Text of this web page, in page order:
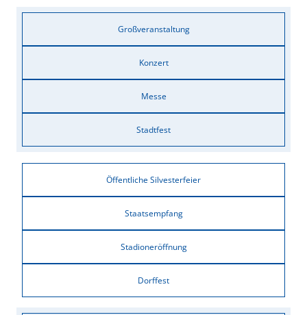
Großveranstaltung
Konzert
Messe
Stadtfest
Öffentliche Silvesterfeier
Staatsempfang
Stadioneröffnung
Dorffest